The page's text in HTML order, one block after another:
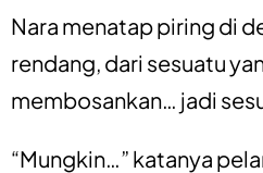
Nara menatap piring di
rendang, dari sesuatu
membosankan… jadi
“Mungkin…” katanya